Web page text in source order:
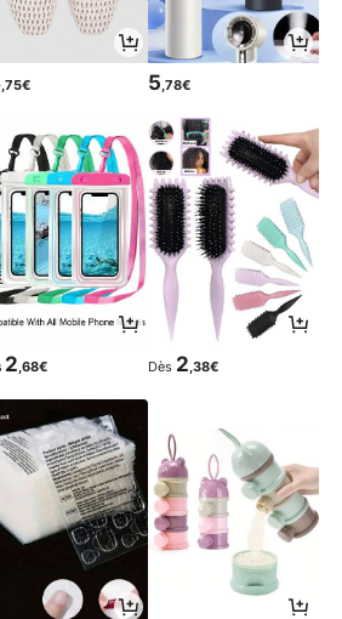
,75€ 5,78€
2,68€ Dès 2,38€